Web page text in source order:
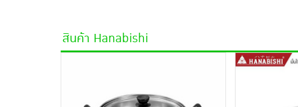
สินค้า Hanabishi